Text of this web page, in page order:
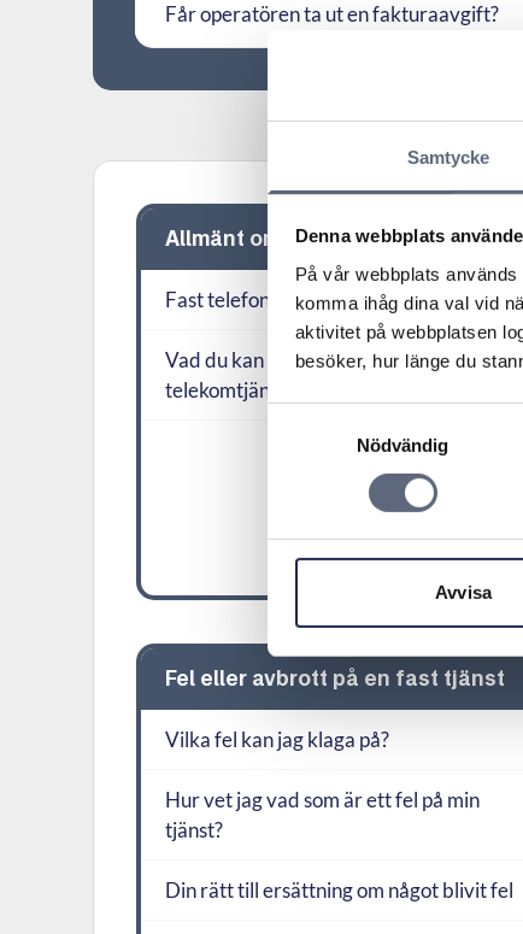
Samtycke
Denna webbplats
På vår webbplats
komma ihåg dina val vid
aktivitet på webbplatsen
besöker, hur länge du
Nödvändig
Avvisa
Får operatören ta ut en fakturaavgift?
Allmänt om fast telefoni
Fast telefoni
Vad du kan göra för att ha säkra
telekomtjänster
Fel eller avbrott på en fast tjänst
Vilka fel kan jag klaga på?
Hur vet jag vad som är ett fel på min
tjänst?
Din rätt till ersättning om något blivit fel